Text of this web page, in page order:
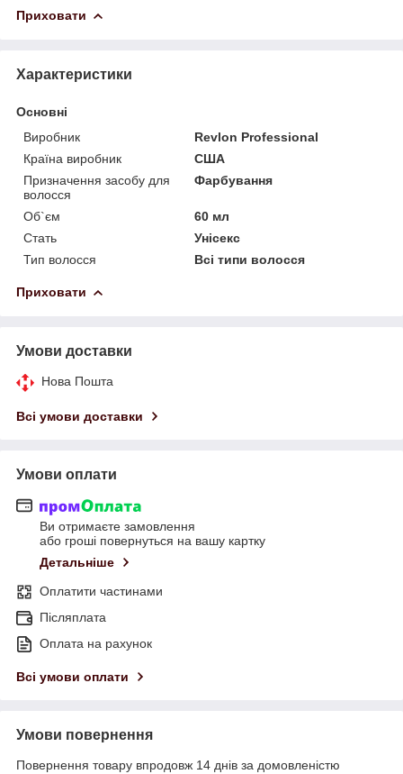
Приховати
Характеристики
Основні
Виробник
Revlon Professional
Країна виробник
США
Призначення засобу для
волосся
Фарбування
Об`єм
60 мл
Стать
Унісекс
Тип волосся
Всі типи волосся
Приховати
Умови доставки
Нова Пошта
Всі умови доставки
Умови оплати
Ви отримаєте замовлення
або гроші повернуться на вашу картку
Детальніше
Оплатити частинами
Післяплата
Оплата на рахунок
Всі умови оплати
Умови повернення
Повернення товару впродовж 14 днів за домовленістю